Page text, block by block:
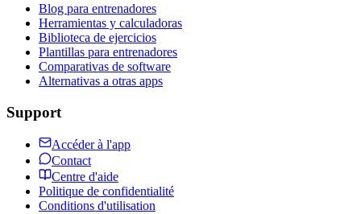
Blog para entrenadores
Herramientas y calculadoras
Biblioteca de ejercicios
Plantillas para entrenadores
Comparativas de software
Alternativas a otras apps
Support
Accéder à l'app
Contact
Centre d'aide
Politique de confidentialité
Conditions d'utilisation